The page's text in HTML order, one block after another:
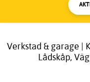
Verkstad & garage |
Lådskåp,